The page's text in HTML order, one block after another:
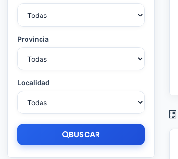
Provincia
Localidad
BUSCAR